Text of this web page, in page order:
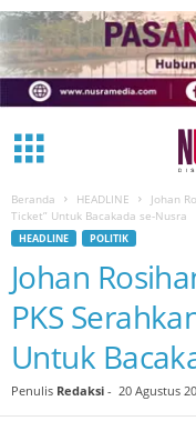
Beranda HEADLINE
Johan
Ticket” Untuk Bacakada se-Nusra
HEADLINE POLITIK
Johan
PKS
Untuk
Penulis Redaksi - 20 Agustus